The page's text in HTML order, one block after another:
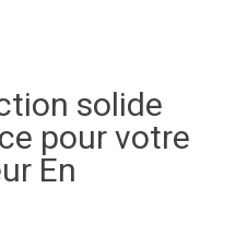
solide
pour votre
En